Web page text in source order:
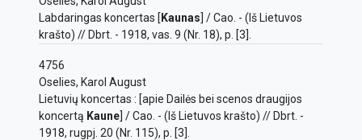
Labdaringas koncertas [Kaunas] / Cao. - (Iš Lietuvos
krašto) // Dbrt. - 1918, vas. 9 (Nr. 18), p. [3].
4756
Oselies, Karol August
Lietuvių koncertas : [apie Dailės bei scenos draugijos
koncertą Kaune] / Cao. - (Iš Lietuvos krašto) // Dbrt. -
1918, rugpj. 20 (Nr. 115), p. [3].